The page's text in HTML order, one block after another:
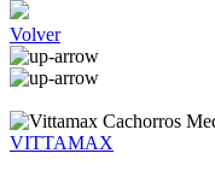
Volver
VITTAMAX